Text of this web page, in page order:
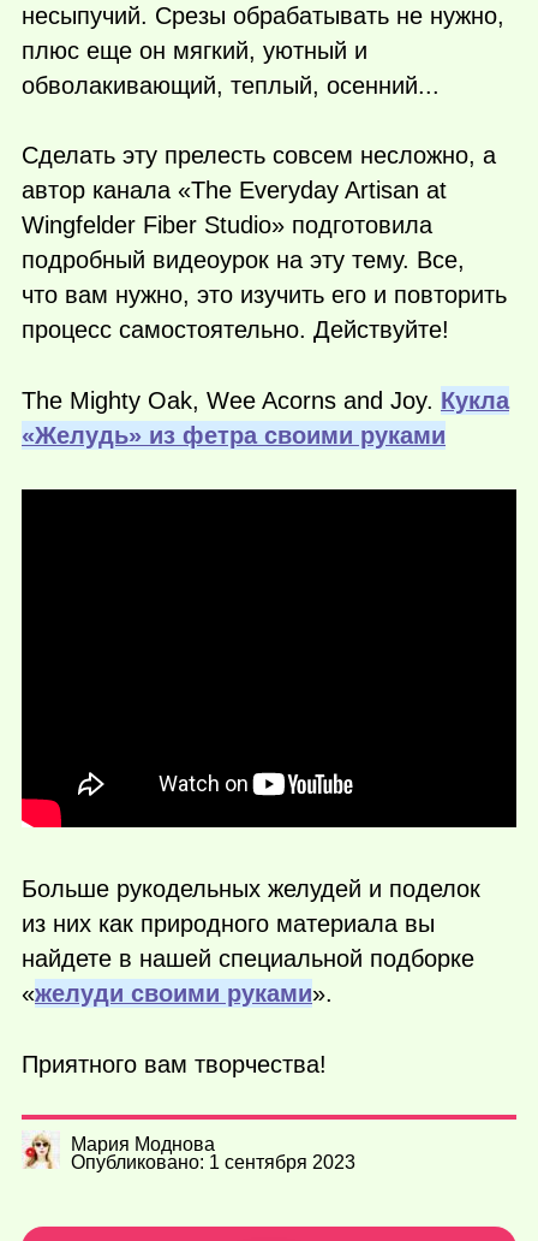
несыпучий. Срезы обрабатывать не нужно,
плюс еще он мягкий, уютный и
обволакивающий, теплый, осенний...
Сделать эту прелесть совсем несложно, а
автор канала «The Everyday Artisan at
Wingfelder Fiber Studio» подготовила
подробный видеоурок на эту тему. Все,
что вам нужно, это изучить его и повторить
процесс самостоятельно. Действуйте!
The Mighty Oak, Wee Acorns and Joy. Кукла
«Желудь» из фетра своими руками
Больше рукодельных желудей и поделок
из них как природного материала вы
найдете в нашей специальной подборке
«желуди своими руками».
Приятного вам творчества!
Мария Моднова
Опубликовано: 1 сентября 2023